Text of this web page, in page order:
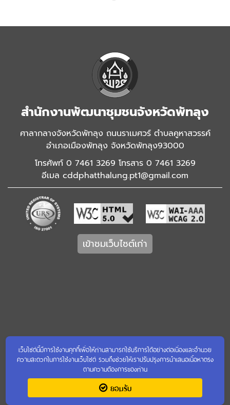
สำนักงานพัฒนาชุมชนจังหวัดพัทลุง
ศาลากลางจังหวัดพัทลุง ถนนราเมศวร์ ตำบลคูหาสวรรค์
อำเภอเมืองพัทลุง จังหวัดพัทลุง93000
โทรศัพท์ 0 7461 3269 โทรสาร 0 7461 3269
อีเมล cddphatthalung.pt1@gmail.com
เข้าชมเว็บไซต์เก่า
เว็บไซต์นี้มีการใช้งานคุกกี้เพื่อให้ท่านสามารถใช้บริการได้อย่างต่อเนื่องและอำนวย
ความสะดวกในการใช้งานเว็บไซต์ รวมถึงช่วยให้เราปรับปรุงการนำเสนอเนื้อหาตรง
ตามความต้องการของท่าน
ยอมรับ